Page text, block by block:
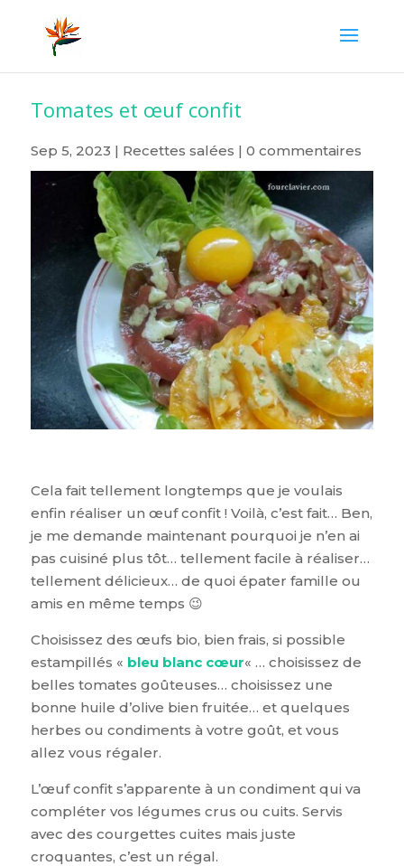
Tomates et œuf confit
Sep 5, 2023 | Recettes salées | 0 commentaires
Cela fait tellement longtemps que je voulais
enfin réaliser un œuf confit ! Voilà, c’est fait… Ben,
je me demande maintenant pourquoi je n’en ai
pas cuisiné plus tôt… tellement facile à réaliser…
tellement délicieux… de quoi épater famille ou
amis en même temps 😉
Choisissez des œufs bio, bien frais, si possible
estampillés « bleu blanc cœur« … choisissez de
belles tomates goûteuses… choisissez une
bonne huile d’olive bien fruitée… et quelques
herbes ou condiments à votre goût, et vous
allez vous régaler.
L’œuf confit s’apparente à un condiment qui va
compléter vos légumes crus ou cuits. Servis
avec des courgettes cuites mais juste
croquantes, c’est un régal.